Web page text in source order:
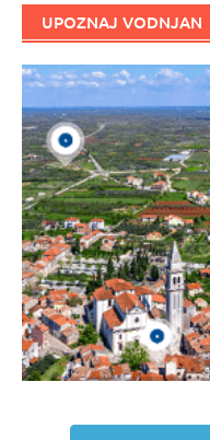
UPOZNAJ VODNJAN